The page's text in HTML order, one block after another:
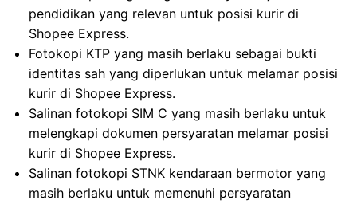
pendidikan yang relevan untuk posisi kurir di
Shopee Express.
Fotokopi KTP yang masih berlaku sebagai bukti
identitas sah yang diperlukan untuk melamar posisi
kurir di Shopee Express.
Salinan fotokopi SIM C yang masih berlaku untuk
melengkapi dokumen persyaratan melamar posisi
kurir di Shopee Express.
Salinan fotokopi STNK kendaraan bermotor yang
masih berlaku untuk memenuhi persyaratan